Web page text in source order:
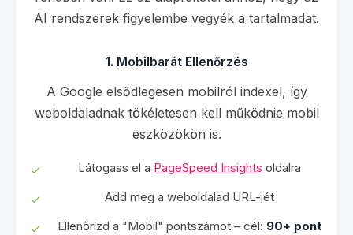
AI rendszerek figyelembe vegyék a tartalmadat.
1. Mobilbarát Ellenőrzés
A Google elsődlegesen mobilról indexel, így
weboldaladnak tökéletesen kell működnie mobil
eszközökön is.
Látogass el a PageSpeed Insights oldalra
Add meg a weboldalad URL-jét
Ellenőrizd a "Mobil" pontszámot – cél: 90+ pont